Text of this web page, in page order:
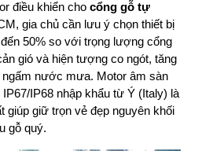
điều khiển cho cổng gỗ tự
gia chủ cần lưu ý chọn thiết bị
50% so với trọng lượng cổng
gió và hiện tượng co ngót, tăng
nước mưa. Motor âm sàn
IP68 nhập khẩu từ Ý (Italy) là
giúp giữ trọn vẻ đẹp nguyên khối
gỗ quý.